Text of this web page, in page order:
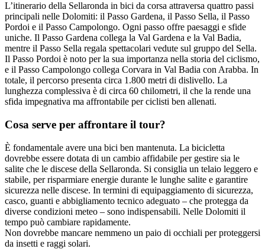
L’itinerario della Sellaronda in bici da corsa attraversa quattro passi
principali nelle Dolomiti: il Passo Gardena, il Passo Sella, il Passo
Pordoi e il Passo Campolongo. Ogni passo offre paesaggi e sfide
uniche. Il Passo Gardena collega la Val Gardena e la Val Badia,
mentre il Passo Sella regala spettacolari vedute sul gruppo del Sella.
Il Passo Pordoi è noto per la sua importanza nella storia del ciclismo,
e il Passo Campolongo collega Corvara in Val Badia con Arabba. In
totale, il percorso presenta circa 1.800 metri di dislivello. La
lunghezza complessiva è di circa 60 chilometri, il che la rende una
sfida impegnativa ma affrontabile per ciclisti ben allenati.
Cosa serve per affrontare il tour?
È fondamentale avere una bici ben mantenuta. La bicicletta
dovrebbe essere dotata di un cambio affidabile per gestire sia le
salite che le discese della Sellaronda. Si consiglia un telaio leggero e
stabile, per risparmiare energie durante le lunghe salite e garantire
sicurezza nelle discese. In termini di equipaggiamento di sicurezza,
casco, guanti e abbigliamento tecnico adeguato – che protegga da
diverse condizioni meteo – sono indispensabili. Nelle Dolomiti il
tempo può cambiare rapidamente.
Non dovrebbe mancare nemmeno un paio di occhiali per proteggersi
da insetti e raggi solari.